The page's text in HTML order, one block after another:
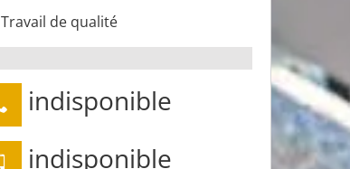
Travail de qualité
indisponible
indisponible